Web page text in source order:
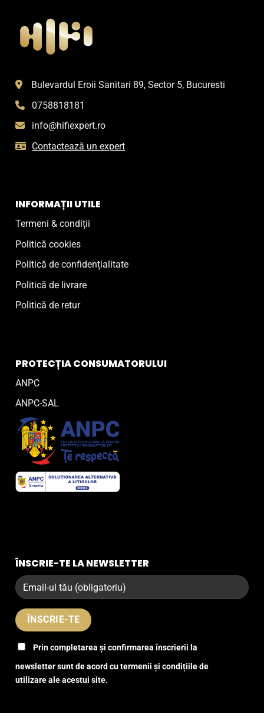
Bulevardul Eroii Sanitari 89, Sector 5, Bucuresti
0758818181
info@hifiexpert.ro
Contactează un expert
INFORMAȚII UTILE
Termeni & condiții
Politică cookies
Politică de confidențialitate
Politică de livrare
Politică de retur
PROTECȚIA CONSUMATORULUI
ANPC
ANPC-SAL
ÎNSCRIE-TE LA NEWSLETTER
Prin completarea și confirmarea înscrierii la
newsletter sunt de acord cu termenii și condițiile de
utilizare ale acestui site.